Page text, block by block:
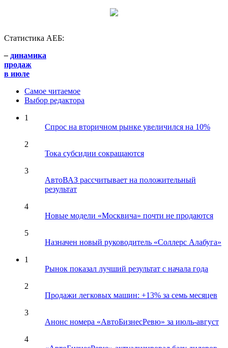
Статистика АЕБ:
– динамика
продаж
в июле
Самое читаемое
Выбор редактора
1
Спрос на вторичном рынке увеличился на 10%
2
Тока субсидии сокращаются
3
АвтоВАЗ рассчитывает на положительный
результат
4
Новые модели «Москвича» почти не продаются
5
Назначен новый руководитель «Соллерс Алабуга»
1
Рынок показал лучший результат с начала года
2
Продажи легковых машин: +13% за семь месяцев
3
Анонс номера «АвтоБизнесРевю» за июль-август
4